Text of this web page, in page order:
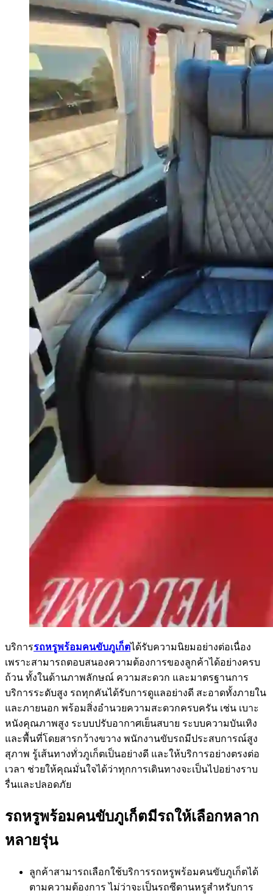
บริการรถหรูพร้อมคนขับภูเก็ตได้รับความนิยมอย่างต่อเนื่อง
เพราะสามารถตอบสนองความต้องการของลูกค้าได้อย่างครบ
ถ้วน ทั้งในด้านภาพลักษณ์ ความสะดวก และมาตรฐานการ
บริการระดับสูง รถทุกคันได้รับการดูแลอย่างดี สะอาดทั้งภายใน
และภายนอก พร้อมสิ่งอำนวยความสะดวกครบครัน เช่น เบาะ
หนังคุณภาพสูง ระบบปรับอากาศเย็นสบาย ระบบความบันเทิง
และพื้นที่โดยสารกว้างขวาง พนักงานขับรถมีประสบการณ์สูง
สุภาพ รู้เส้นทางทั่วภูเก็ตเป็นอย่างดี และให้บริการอย่างตรงต่อ
เวลา ช่วยให้คุณมั่นใจได้ว่าทุกการเดินทางจะเป็นไปอย่างราบ
รื่นและปลอดภัย
รถหรูพร้อมคนขับภูเก็ตมีรถให้เลือกหลาก
หลายรุ่น
ลูกค้าสามารถเลือกใช้บริการรถหรูพร้อมคนขับภูเก็ตได้
ตามความต้องการ ไม่ว่าจะเป็นรถซีดานหรูสำหรับการ